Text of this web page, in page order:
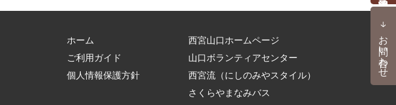
お問い合わせ
ホーム
ご利用ガイド
個人情報保護方針
西宮山口ホームページ
山口ボランティアセンター
西宮流（にしのみやスタイル）
さくらやまなみバス